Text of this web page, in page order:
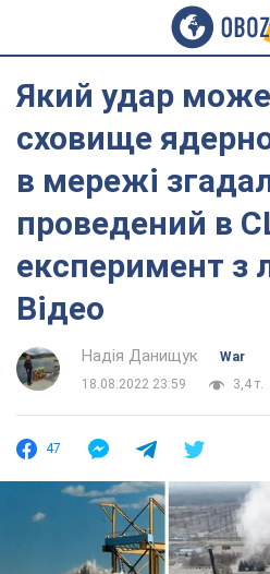
Який удар
сховище
в мережі
проведений в
експеримент з
Відео
Надія Данищук
War
18.08.2022 23:59
3,4 т.
47